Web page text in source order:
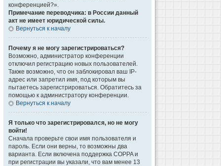
конференцией?».
Примечание переводчика: в России данный
акт не имеет юридической силы.
Вернуться к началу
Почему я не могу зарегистрироваться?
Возможно, администратор конференции
отключил регистрацию новых пользователей.
Также возможно, что он заблокировал ваш IP-
адрес или запретил имя, под которым вы
пытаетесь зарегистрироваться. Обратитесь за
помощью к администратору конференции.
Вернуться к началу
Я только что зарегистрировался, но не могу
войти!
Сначала проверьте свои имя пользователя и
пароль. Если они верны, то возможны два
варианта. Если включена поддержка COPPA и
при регистрации вы указали, что вам менее 13